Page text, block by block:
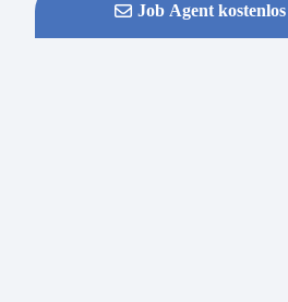
Job Agent